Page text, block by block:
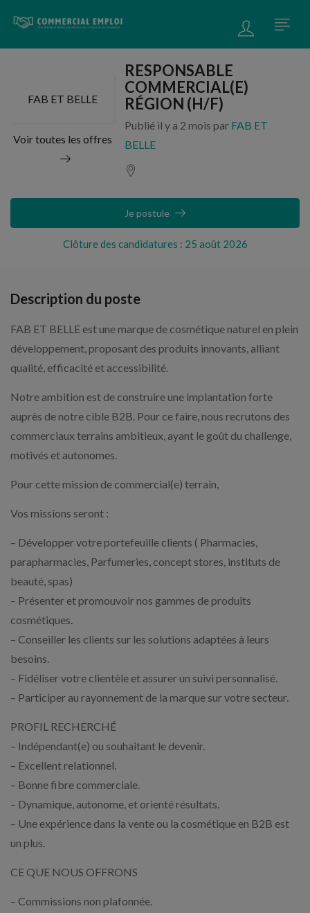
FAB ET BELLE
Voir toutes les offres
RESPONSABLE
COMMERCIAL(E)
RÉGION (H/F)
Publié il y a 2 mois par FAB ET
BELLE
Clôture des candidatures : 25 août 2026
Je postule
Description du poste
FAB ET BELLE est une marque de cosmétique naturel en plein
développement, proposant des produits innovants, alliant
qualité, efficacité et accessibilité.
Notre ambition est de construire une implantation forte
auprès de notre cible B2B. Pour ce faire, nous recrutons des
commerciaux terrains ambitieux, ayant le goût du challenge,
motivés et autonomes.
Pour cette mission de commercial(e) terrain,
Vos missions seront :
– Développer votre portefeuille clients ( Pharmacies,
parapharmacies, Parfumeries, concept stores, instituts de
beauté, spas)
– Présenter et promouvoir nos gammes de produits
cosmétiques.
– Conseiller les clients sur les solutions adaptées à leurs
besoins.
– Fidéliser votre clientèle et assurer un suivi personnalisé.
– Participer au rayonnement de la marque sur votre secteur.
PROFIL RECHERCHÉ
– Indépendant(e) ou souhaitant le devenir.
– Excellent relationnel.
– Bonne fibre commerciale.
– Dynamique, autonome, et orienté résultats.
– Une expérience dans la vente ou la cosmétique en B2B est
un plus.
CE QUE NOUS OFFRONS
– Commissions non plafonnée.